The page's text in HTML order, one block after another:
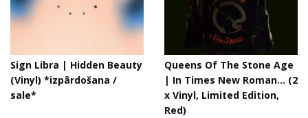
Sign Libra | Hidden Beauty
(Vinyl) *izpārdošana /
sale*
Queens Of The Stone Age
| In Times New Roman... (2
x Vinyl, Limited Edition,
Red)